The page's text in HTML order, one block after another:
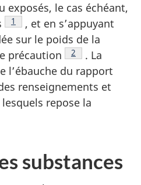
exposés, le cas échéant,
Footnote
1
, et en s’appuyant
sur le poids de la
précaution
Footnote
2
. La
l’ébauche du rapport
renseignements et
repose la
substances